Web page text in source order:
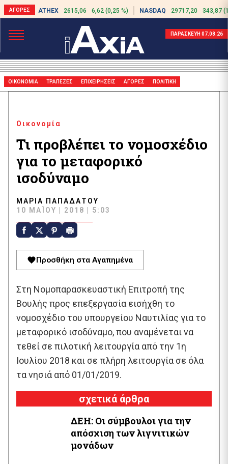
ATHEX 2615,06 6,62 (0,25 %) NASDAQ 29717,20 343,87
ΠΑΡΑΣΚΕΥΗ 07.08.26
ΟΙΚΟΝΟΜΙΑ ΤΡΑΠΕΖΕΣ ΕΠΙΧΕΙΡΗΣΕΙΣ ΑΓΟΡΕΣ ΠΟΛΙΤΙΚΗ
Οικονομία
Τι προβλέπει το νομοσχέδιο
για το μεταφορικό
ισοδύναμο
ΜΑΡΊΑ ΠΑΠΑΔΆΤΟΥ
10 ΜΑΪ́ΟΥ | 2018 | 5:03
Προσθήκη στα Αγαπημένα
Στη Νομοπαρασκευαστική Επιτροπή της
Bουλής προς επεξεργασία εισήχθη το
νομοσχέδιο του υπουργείου Ναυτιλίας για το
μεταφορικό ισοδύναμο, που αναμένεται να
τεθεί σε πιλοτική λειτουργία από την 1η
Ιουλίου 2018 και σε πλήρη λειτουργία σε όλα
τα νησιά από 01/01/2019.
σχετικά άρθρα
ΔΕΗ: Οι σύμβουλοι για την
απόσχιση των λιγνιτικών
μονάδων